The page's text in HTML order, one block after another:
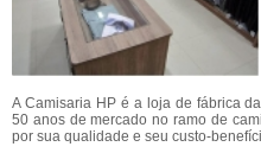
A Camisaria HP é a loja de fábrica
50 anos de mercado no ramo de
por sua qualidade e seu custo-